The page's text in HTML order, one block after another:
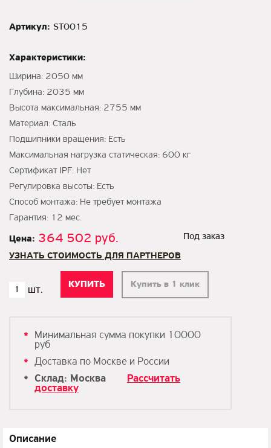
Артикул: ST0015
Характеристики:
Ширина: 2050 мм
Глубина: 2035 мм
Высота максимальная: 2755 мм
Материал: Сталь
Подшипники вращения: Есть
Максимальная нагрузка статическая: 600 кг
Сертификат IPF: Нет
Регулировка высоты: Есть
Способ монтажа: Не требует монтажа
Гарантия: 12 мес.
Цена: 364 502 руб.
Под заказ
УЗНАТЬ СТОИМОСТЬ ДЛЯ ПАРТНЕРОВ
Купить в 1 клик
Минимальная сумма покупки 10000
руб
Доставка по Москве и России
Склад: Москва
Рассчитать
доставку
Описание